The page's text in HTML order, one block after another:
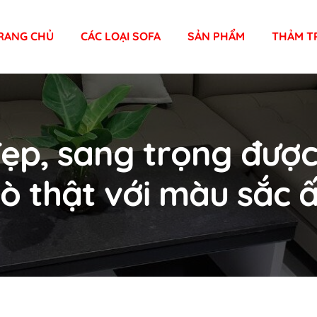
CHỦ CÁC LOẠI SOFA SẢN PHẨM THẢM
sang trọng
thật với màu sắc